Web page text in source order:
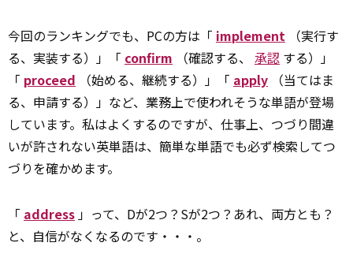
今回のランキングでも、PCの方は「 implement
（実行す
る、実装する）」「 confirm （確認する、 承認 する）」
「 proceed （始める、継続する）」「 apply
（当てはま
る、申請する）」など、業務上で使われそうな単語が登場
しています。私はよくするのですが、仕事上、つづり間違
いが許されない英単語は、簡単な単語でも必ず検索してつ
づりを確かめます。
「 address 」って、Dが2つ？Sが2つ？あれ、両方とも？
と、自信がなくなるのです・・・。